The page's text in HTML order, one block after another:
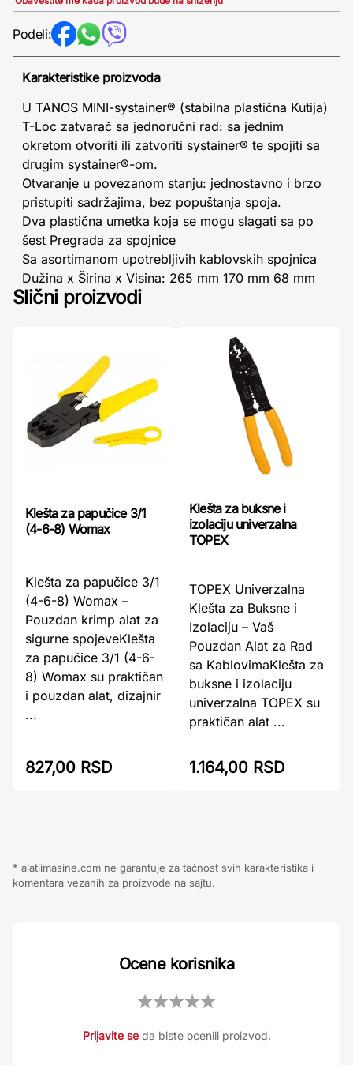
Podeli:
Karakteristike proizvoda
U TANOS MINI-systainer® (stabilna plastična Kutija)
T-Loc zatvarač sa jednoručni rad: sa jednim
okretom otvoriti ili zatvoriti systainer® te spojiti sa
drugim systainer®-om.
Otvaranje u povezanom stanju: jednostavno i brzo
pristupiti sadržajima, bez popuštanja spoja.
Dva plastična umetka koja se mogu slagati sa po
šest Pregrada za spojnice
Sa asortimanom upotrebljivih kablovskih spojnica
Dužina x Širina x Visina: 265 mm 170 mm 68 mm
Slični proizvodi
Klešta za papučice 3/1
(4-6-8) Womax
Klešta za papučice 3/1
(4-6-8) Womax –
Pouzdan krimp alat za
sigurne spojeveKlešta
za papučice 3/1 (4-6-
8) Womax su praktičan
i pouzdan alat, dizajnir
...
827,00 RSD
Klešta za buksne i
izolaciju univerzalna
TOPEX
TOPEX Univerzalna
Klešta za Buksne i
Izolaciju – Vaš
Pouzdan Alat za Rad
sa KablovimaKlešta za
buksne i izolaciju
univerzalna TOPEX su
praktičan alat ...
1.164,00 RSD
* alatiimasine.com ne garantuje za tačnost svih karakteristika i
komentara vezanih za proizvode na sajtu.
Ocene korisnika
Prijavite seda biste ocenili proizvod.